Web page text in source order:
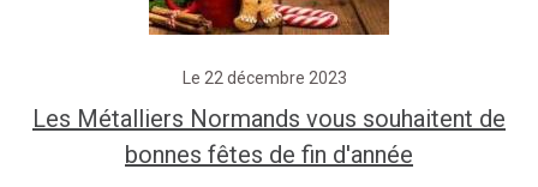
Le 22 décembre 2023
Les Métalliers Normands vous souhaitent de
bonnes fêtes de fin d'année